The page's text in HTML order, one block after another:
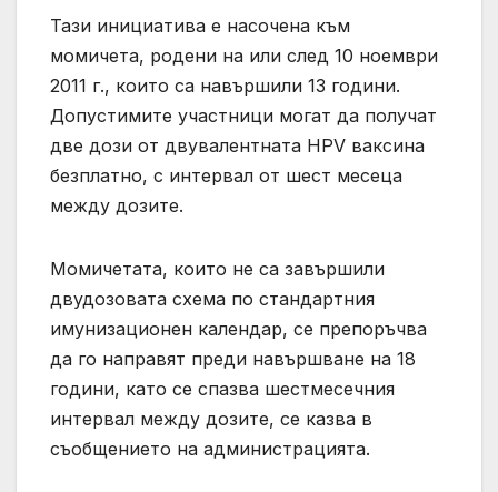
Тази инициатива е насочена към
момичета, родени на или след 10 ноември
2011 г., които са навършили 13 години.
Допустимите участници могат да получат
две дози от двувалентната HPV ваксина
безплатно, с интервал от шест месеца
между дозите.
Момичетата, които не са завършили
двудозовата схема по стандартния
имунизационен календар, се препоръчва
да го направят преди навършване на 18
години, като се спазва шестмесечния
интервал между дозите, се казва в
съобщението на администрацията.